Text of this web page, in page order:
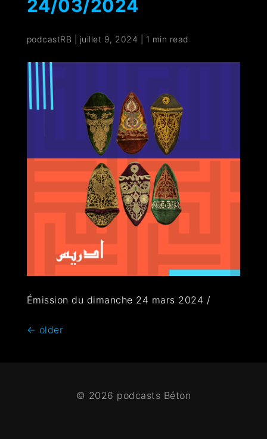
24/03/2024
podcastRB juillet 9, 2024 1 min read
Émission du dimanche 24 mars 2024 /
← older
© 2026 podcasts Béton